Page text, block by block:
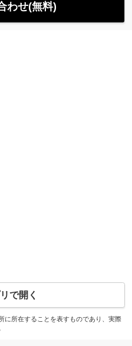
わせ(無料)
で開く
所在することを表すものであり、実際